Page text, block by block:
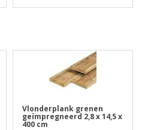
Vlonderplank grenen
geïmpregneerd 2,8 x 14,5 x
400 cm